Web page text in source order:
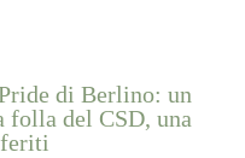
di Berlino: un
folla del CSD, una